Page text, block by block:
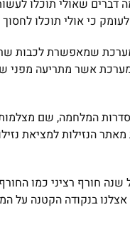
שאולי תוכלו
כי אולי תוכלו
שמאפשרת לכבות
מערכת אשר מתריעה
המלחמה, שם
הנזילות למציאת
בנקודה הקטנה על